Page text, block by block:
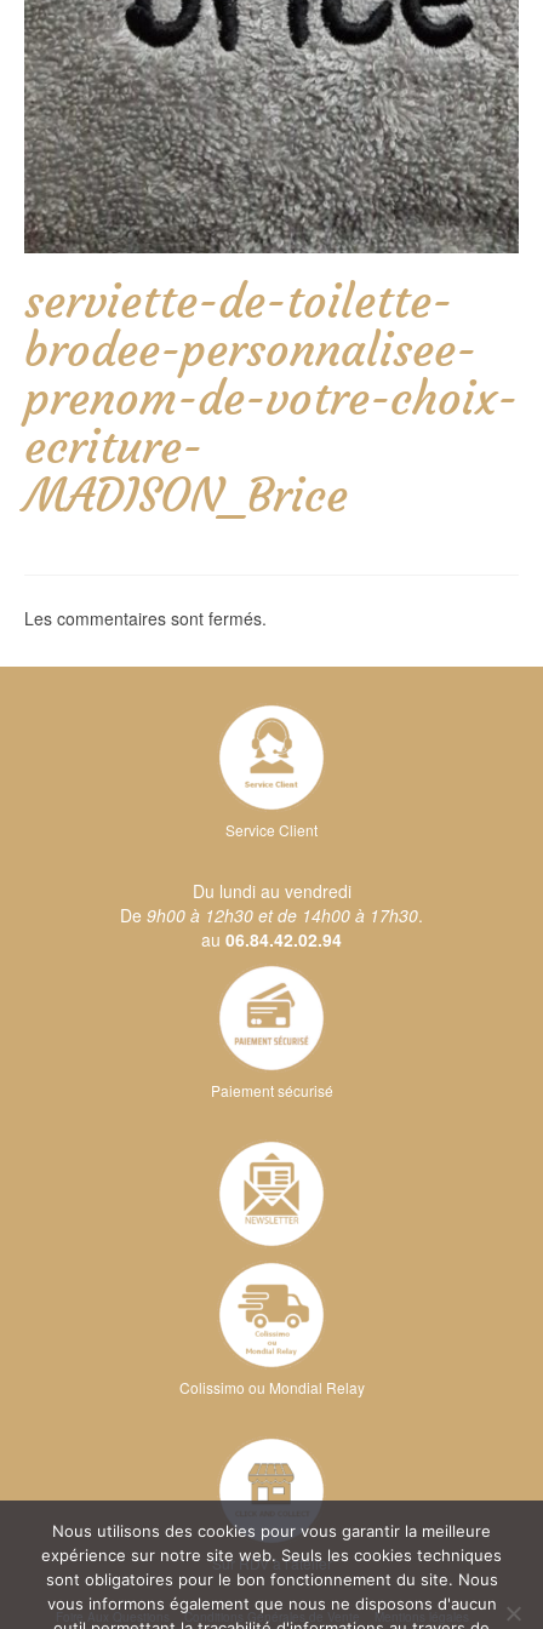
serviette-de-toilette-
brodee-personnalisee-
prenom-de-votre-choix-
ecriture-
MADISON_Brice
Les commentaires sont fermés.
Service Client
Du lundi au vendredi
De 9h00 à 12h30 et de 14h00 à 17h30.
au 06.84.42.02.94
Paiement sécurisé
Colissimo ou Mondial Relay
Sur RDV à l'atelier
Conditions Générales de Vente Mentions légales
Nous utilisons des cookies pour vous garantir la meilleure
expérience sur notre site web. Seuls les cookies techniques
sont obligatoires pour le bon fonctionnement du site. Nous
vous informons également que nous ne disposons d'aucun